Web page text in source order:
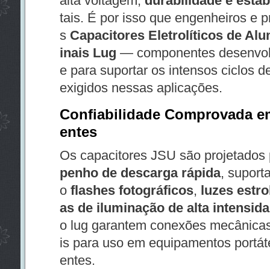
tais. É por isso que engenheiros e
s Capacitores Eletrolíticos de
inais Lug — componentes
e para suportar os intensos ciclos
exigidos nessas aplicações.
Confiabilidade Comprovada
entes
Os capacitores JSU são
penho de descarga rápida,
o flashes fotográficos, luzes
as de iluminação de alta
o lug garantem conexões
is para uso em equipamentos
entes.